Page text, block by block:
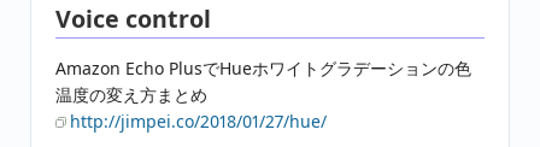
Voice control
Amazon Echo PlusでHueホワイトグラデーションの色
温度の変え方まとめ
http://jimpei.co/2018/01/27/hue/